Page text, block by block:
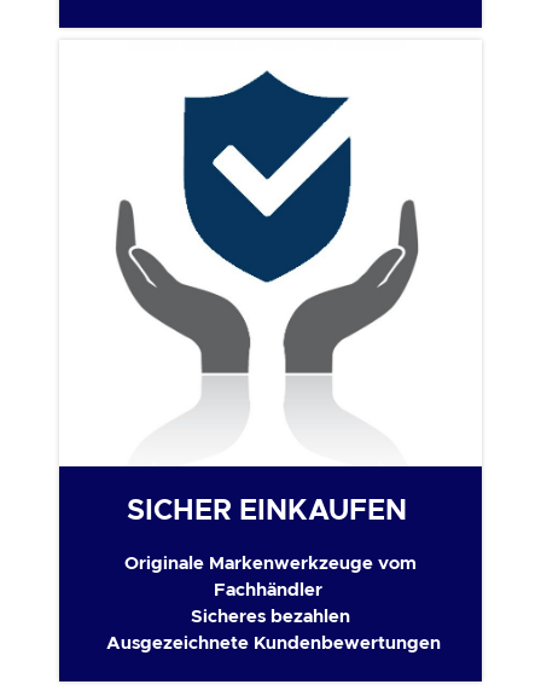
SICHER EINKAUFEN
Originale Markenwerkzeuge vom
Fachhändler
Sicheres bezahlen
Ausgezeichnete Kundenbewertungen